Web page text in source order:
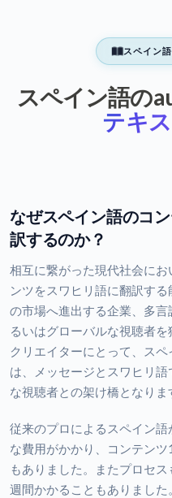
スペイン
スペイン語の
テキ
なぜスペイン語のコ
訳するのか？
相互に繋がった現代社会に
ンツをスワヒリ語に翻訳す
の市場へ進出する企業、多
るいはグローバルな視聴者
クリエイターにとって、ス
は、メッセージとスワヒリ
な視聴者との架け橋となりま
従来のプロによるスペイン
な費用がかかり、コンテン
もありました。またプロセ
週間かかることもありまし